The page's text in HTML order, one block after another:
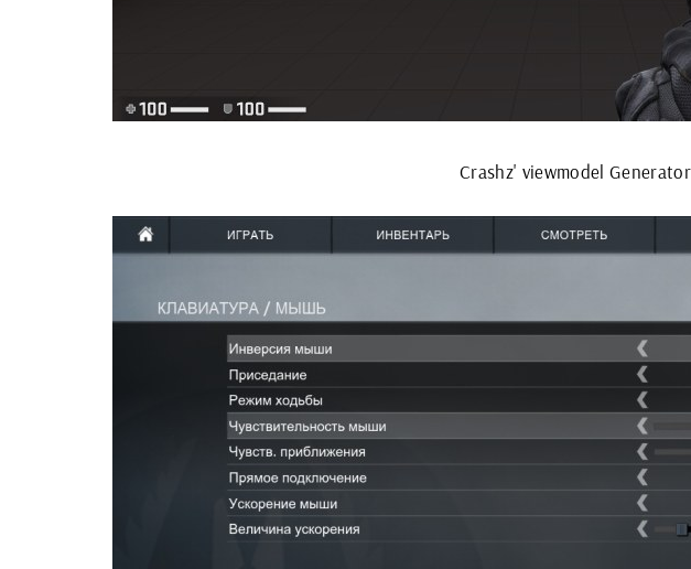
Crashz' viewmodel Generator